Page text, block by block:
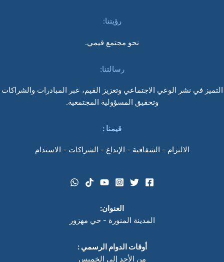
رؤيتنا:
نحو مجتمع قيمي.
رسالتنا:
التميز في نشر الوعي الاجتماعي وتعزيز القيم، عبر المبادرات والشراكات
وتحقيق المسؤولية المجتمعية.
قيمنا :
الالتزام - الشفافية - الإبداع - الشراكات - الاستدام
العنوان:
المدينة المنورة - حي مهزور
أوقات الدوام الرسمي :
من الأحد إلى الخميس